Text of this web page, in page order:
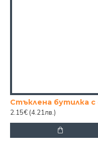
2.15€ (4.21лв.)